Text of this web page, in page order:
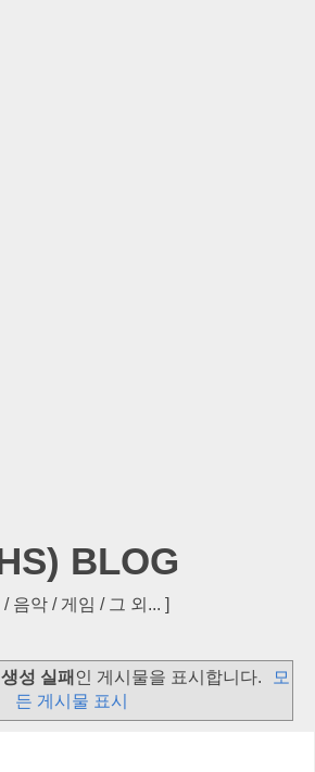
BLOG
음악 / 게임 / 그 외... ]
성 실패 인 게시물을 표시합니다.
모
든 게시물 표시